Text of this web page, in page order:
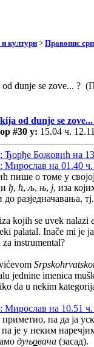
и култури > Правопис
dunje se zove... ?
od dunje se zove...
#30 у: 15.04 ч.
Ђорђе Божовић на
Мирослав на 01.40 ч.
пише о томе у
ђ, ћ, љ, њ, ј, иза
разједначавања,
kojih se uvek nalazi
palatal. Inače mi je
za instrumental?
jednine imenica
da u nekim
Мирослав на 10.51 ч.
па да ја
па је у неким
дуњовача (засад).